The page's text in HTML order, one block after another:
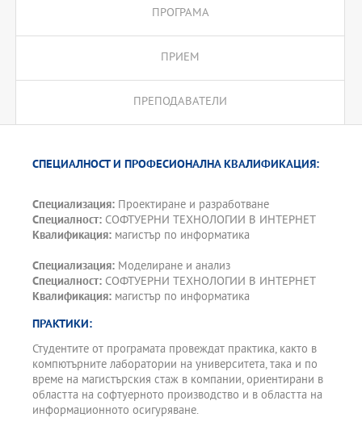
ПРОГРАМА
ПРИЕМ
ПРЕПОДАВАТЕЛИ
СПЕЦИАЛНОСТ И ПРОФЕСИОНАЛНА КВАЛИФИКАЦИЯ:
Специализация: Проектиране и разработване
Специалност: СОФТУЕРНИ ТЕХНОЛОГИИ В ИНТЕРНЕТ
Квалификация: магистър по информатика
Специализация: Моделиране и анализ
Специалност: СОФТУЕРНИ ТЕХНОЛОГИИ В ИНТЕРНЕТ
Квалификация: магистър по информатика
ПРАКТИКИ:
Студентите от програмата провеждат практика, както в
компютърните лаборатории на университета, така и по
време на магистърския стаж в компании, ориентирани в
областта на софтуерното производство и в областта на
информационното осигуряване.